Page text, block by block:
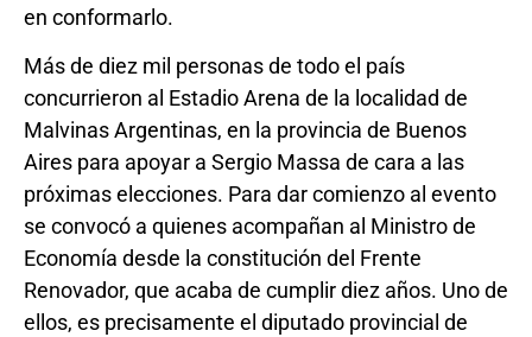
en conformarlo.
Más de diez mil personas de todo el país
concurrieron al Estadio Arena de la localidad de
Malvinas Argentinas, en la provincia de Buenos
Aires para apoyar a Sergio Massa de cara a las
próximas elecciones. Para dar comienzo al evento
se convocó a quienes acompañan al Ministro de
Economía desde la constitución del Frente
Renovador, que acaba de cumplir diez años. Uno de
ellos, es precisamente el diputado provincial de